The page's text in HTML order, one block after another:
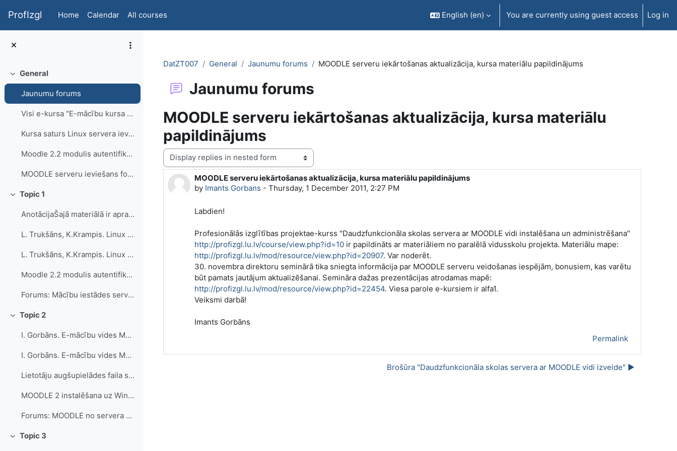
ProfIzgl Home Calendar All courses English ‎(en)‎ You are currently using guest access Log in
Collapse
General
Jaunumu forums
Visi e-kursa "E-mācību kursa veidošana un lie...
Kursa saturs Linux servera ieviešana ...
Moodle 2.2 modulis autentifikācija ar Mykoob lietotājiem
MOODLE serveru ieviešans forums
Collapse
Topic 1
AnotācijaŠajā materiālā ir aprakstīta Linux serve...
L. Trukšāns, K.Krampis. Linux servera ieviešana (HTML e-grāmata)
L. Trukšāns, K.Krampis. Linux servera ieviešana (5.2Mb .pdf datne)
Moodle 2.2 modulis autentifikācijai ar Mykoob lietotāju (programma un pamācības, lūdzu nodot skolas IT speciālistiem)
Forums: Mācību iestādes servera izveide
Collapse
Topic 2
I. Gorbāns. E-mācību vides MOODLE instalēšana, administrēšana, uzturēšana
I. Gorbāns. E-mācību vides MOODLE instalēšana, administrēšana, uzturēšana (1,2 MB .pdf, atjaunināts 20.06.2011.)
Lietotāju augšupielādes faila sagatave
MOODLE 2 instalēšana uz Windows Server 2008 R2 un 2012
Forums: MOODLE no servera administratora viedokļa
Collapse
Topic 3
DatZT007 General Jaunumu forums MOODLE serveru iekārtošanas aktualizācija, kursa materiālu papildinājums
Jaunumu forums
MOODLE serveru iekārtošanas aktualizācija, kursa materiālu
papildinājums
Display mode
MOODLE serveru iekārtošanas aktualizācija, kursa materiālu papildinājums
by Imants Gorbans - Thursday, 1 December 2011, 2:27 PM
Number of replies: 0
Labdien!
Profesionālās izglītības projektae-kurss "Daudzfunkcionāla skolas servera ar MOODLE vidi instalēšana un administrēšana"
http://profizgl.lu.lv/course/view.php?id=10 ir papildināts ar materiāliem no paralēlā vidusskolu projekta. Materiālu mape:
http://profizgl.lu.lv/mod/resource/view.php?id=20907. Var noderēt.
30. novembra direktoru seminārā tika sniegta informācija par MOODLE serveru veidošanas iespējām, bonusiem, kas varētu
būt pamats jautājum aktualizēšanai. Semināra dažas prezentācijas atrodamas mapē:
http://profizgl.lu.lv/mod/resource/view.php?id=22454. Viesa parole e-kursiem ir alfa1.
Veiksmi darbā!
Imants Gorbāns
Permalink
Brošūra "Daudzfunkcionāla skolas servera ar MOODLE vidi izveide" ▶︎